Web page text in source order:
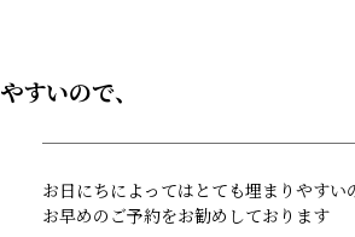
すいので、
お日にちによってはとても埋まりやすい
お早めのご予約をお勧めしております